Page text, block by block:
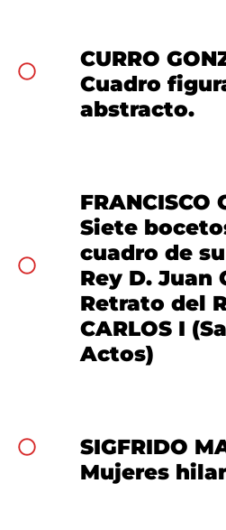
CURRO
Cuadro
abstracto.
FRANCISCO
Siete
cuadro de
Rey D. Juan
Retrato del
CARLOS I
Actos)
SIGFRIDO
Mujeres